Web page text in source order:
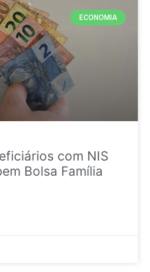
ECONOMIA
com NIS
Bolsa Família